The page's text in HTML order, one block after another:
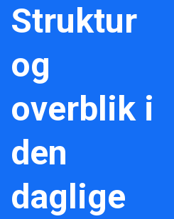
Struktur
og
overblik i
den
daglige